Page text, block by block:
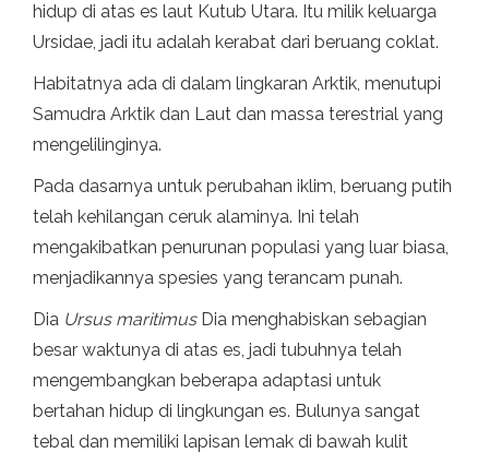
hidup di atas es laut Kutub Utara. Itu milik keluarga
Ursidae, jadi itu adalah kerabat dari beruang coklat.
Habitatnya ada di dalam lingkaran Arktik, menutupi
Samudra Arktik dan Laut dan massa terestrial yang
mengelilinginya.
Pada dasarnya untuk perubahan iklim, beruang putih
telah kehilangan ceruk alaminya. Ini telah
mengakibatkan penurunan populasi yang luar biasa,
menjadikannya spesies yang terancam punah.
Dia Ursus maritimus Dia menghabiskan sebagian
besar waktunya di atas es, jadi tubuhnya telah
mengembangkan beberapa adaptasi untuk
bertahan hidup di lingkungan es. Bulunya sangat
tebal dan memiliki lapisan lemak di bawah kulit